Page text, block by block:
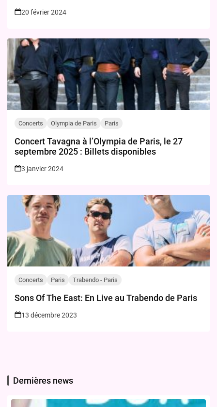
20 février 2024
Concerts Olympia de Paris Paris
Concert Tavagna à l’Olympia de Paris, le 27
septembre 2025 : Billets disponibles
3 janvier 2024
Concerts Paris Trabendo - Paris
Sons Of The East: En Live au Trabendo de Paris
13 décembre 2023
Dernières news